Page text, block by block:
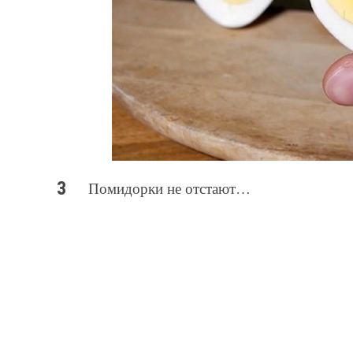
Помидорки не отстают…